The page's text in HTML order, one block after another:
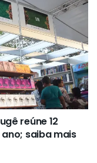
reúne 12
saiba mais